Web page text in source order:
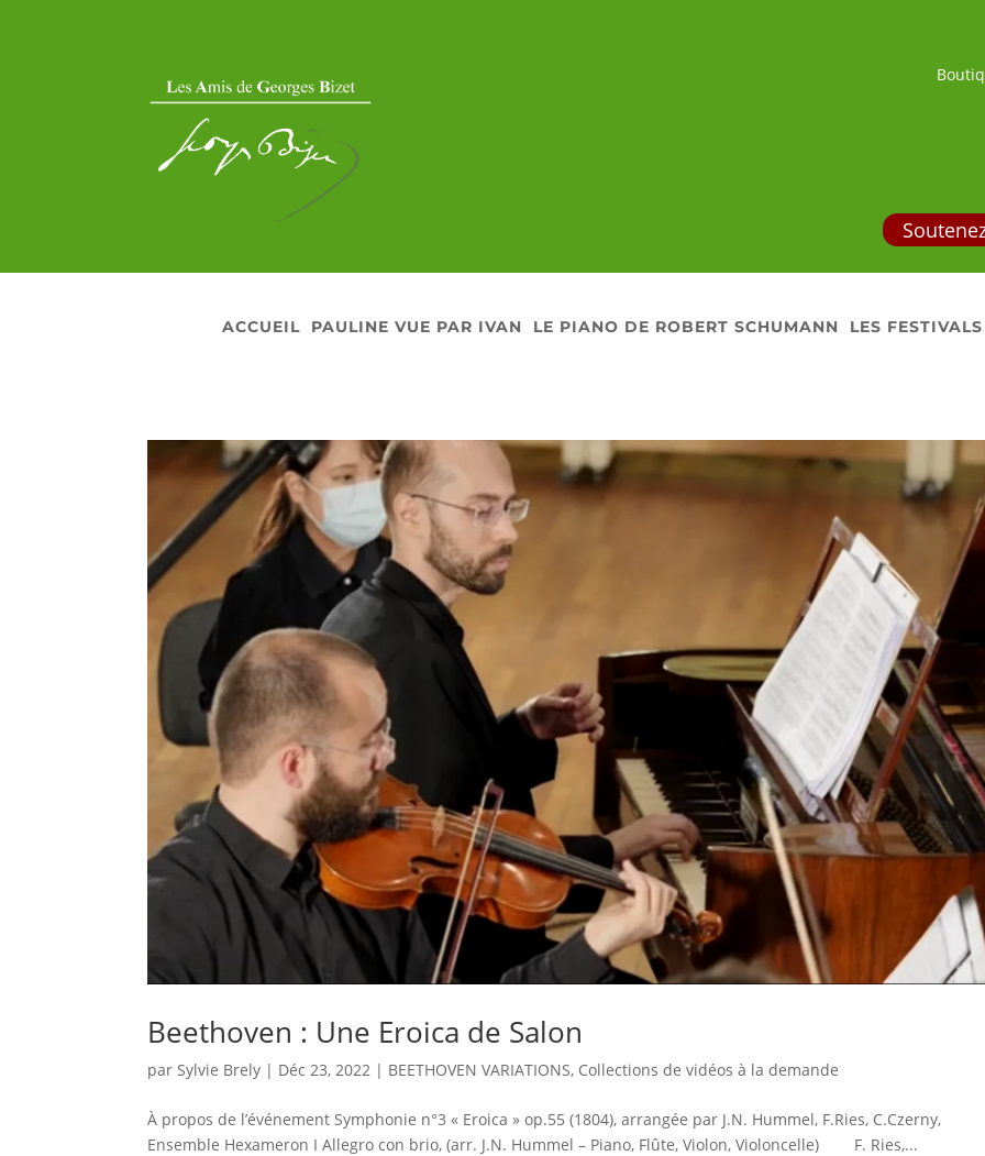
ACCUEIL PAULINE VUE PAR IVAN LE PIANO DE ROBERT SCHUMANN LES FESTIVALS
Beethoven : Une Eroica de Salon
parSylvie Brely | Déc 23, 2022 | BEETHOVEN VARIATIONS, Collections de vidéos à la demande
À propos de l’événement Symphonie n°3 « Eroica » op.55 (1804), arrangée par J.N. Hummel, F.Ries, C.Czerny,
Ensemble Hexameron I Allegro con brio, (arr. J.N. Hummel – Piano, Flûte, Violon, Violoncelle) F. Ries,...